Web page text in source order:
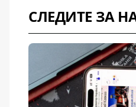
СЛЕДИТЕ ЗА